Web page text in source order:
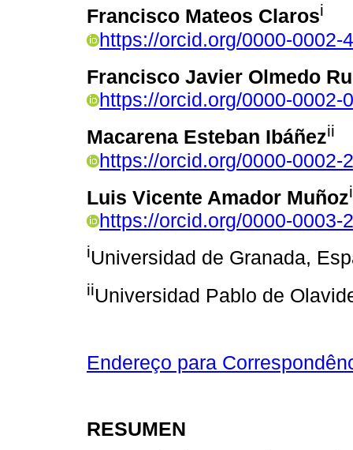
Francisco Mateos Clarosi
https://orcid.org/0000-0002-
Francisco Javier Olmedo
https://orcid.org/0000-0002-
Macarena Esteban Ibáñezii
https://orcid.org/0000-0002-
Luis Vicente Amador Muñoz
https://orcid.org/0000-0003-
iUniversidad de Granada,
iiUniversidad Pablo de
Endereço para
RESUMEN